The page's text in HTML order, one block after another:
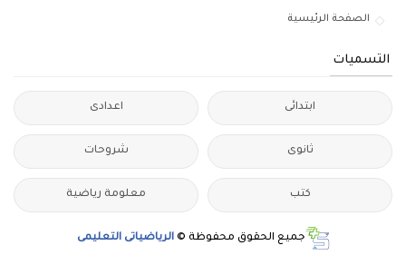
الصفحة الرئيسية
التسميات
ابتدائى اعدادى
ثانوى شروحات
كتب معلومة رياضية
جميع الحقوق محفوظة © الرياضياتى التعليمى